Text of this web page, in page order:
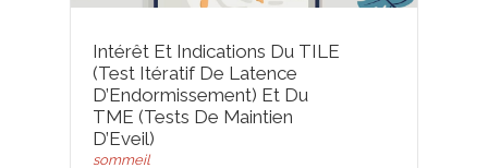
Intérêt Et Indications Du TILE
(Test Itératif De Latence
D’Endormissement) Et Du
TME (Tests De Maintien
D’Eveil)
sommeil